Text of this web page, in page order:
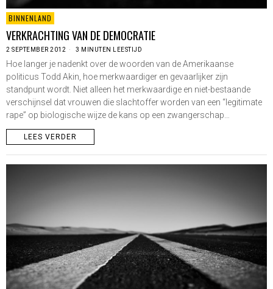
BINNENLAND
VERKRACHTING VAN DE DEMOCRATIE
2 SEPTEMBER 2012 3 MINUTEN LEESTIJD
Hoe langer je nadenkt over de woorden van de Amerikaanse
politicus Todd Akin, hoe merkwaardiger en gevaarlijker zijn
standpunt wordt. Niet alleen het merkwaardige en niet-bestaande
verschijnsel dat vrouwen die slachtoffer worden van een “legitimate
rape” op biologische wijze de kans op een zwangerschap…
LEES VERDER